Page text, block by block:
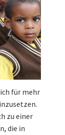
für mehr
zu einer
die in